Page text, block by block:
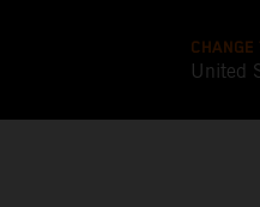
CHANGE
United